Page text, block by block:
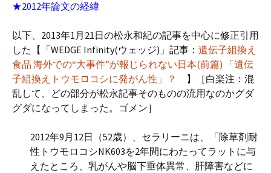
★2012年論文の経緯
以下、2013年1月21日の松永和紀の記事を中心に修正引用
した【「WEDGE Infinity(ウェッジ)」記事： 遺伝子組換え
食品 海外での“大事件”が報じられない日本(前篇) 「遺伝
子組換えトウモロコシに発がん性」？ 】［白楽注：混
乱して、どの部分が松永記事そのものの流用なのかグダ
グダになってしまった。ゴメン］
2012年9月12日（52歳）、セラリーニは、「除草剤耐
性トウモロコシNK603を2年間にわたってラットに与
えたところ、乳がんや脳下垂体異常、肝障害などに